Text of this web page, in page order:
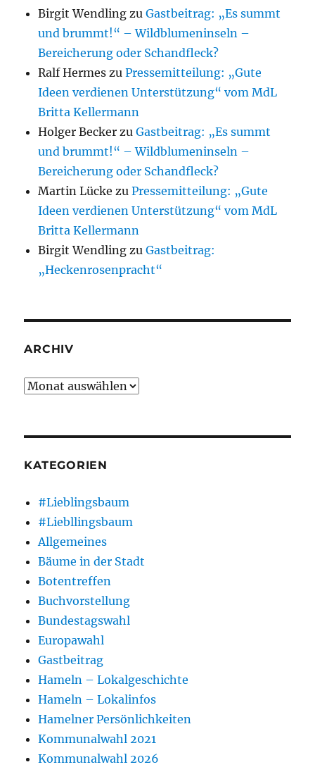
Birgit Wendling zuGastbeitrag: „Es summt
und brummt!“ – Wildblumeninseln –
Bereicherung oder Schandfleck?
Ralf Hermes zuPressemitteilung: „Gute
Ideen verdienen Unterstützung“ vom MdL
Britta Kellermann
Holger Becker zuGastbeitrag: „Es summt
und brummt!“ – Wildblumeninseln –
Bereicherung oder Schandfleck?
Martin Lücke zuPressemitteilung: „Gute
Ideen verdienen Unterstützung“ vom MdL
Britta Kellermann
Birgit Wendling zuGastbeitrag:
„Heckenrosenpracht“
ARCHIV
Archiv
KATEGORIEN
#Lieblingsbaum
#Liebllingsbaum
Allgemeines
Bäume in der Stadt
Botentreffen
Buchvorstellung
Bundestagswahl
Europawahl
Gastbeitrag
Hameln – Lokalgeschichte
Hameln – Lokalinfos
Hamelner Persönlichkeiten
Kommunalwahl 2021
Kommunalwahl 2026